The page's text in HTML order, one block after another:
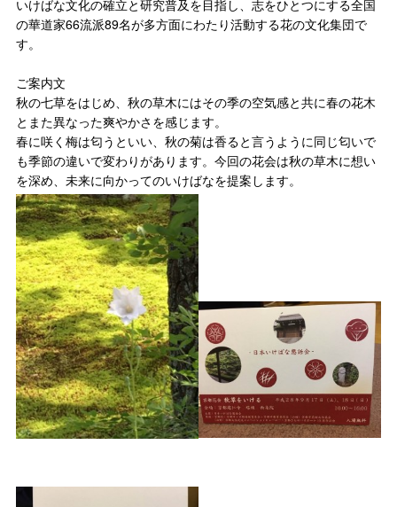
いけばな文化の確立と研究普及を目指し、志をひとつにする全国
の華道家66流派89名が多方面にわたり活動する花の文化集団で
す。
ご案内文
秋の七草をはじめ、秋の草木にはその季の空気感と共に春の花木
とまた異なった爽やかさを感じます。
春に咲く梅は匂うといい、秋の菊は香ると言うように同じ匂いで
も季節の違いで変わりがあります。今回の花会は秋の草木に想い
を深め、未来に向かってのいけばなを提案します。